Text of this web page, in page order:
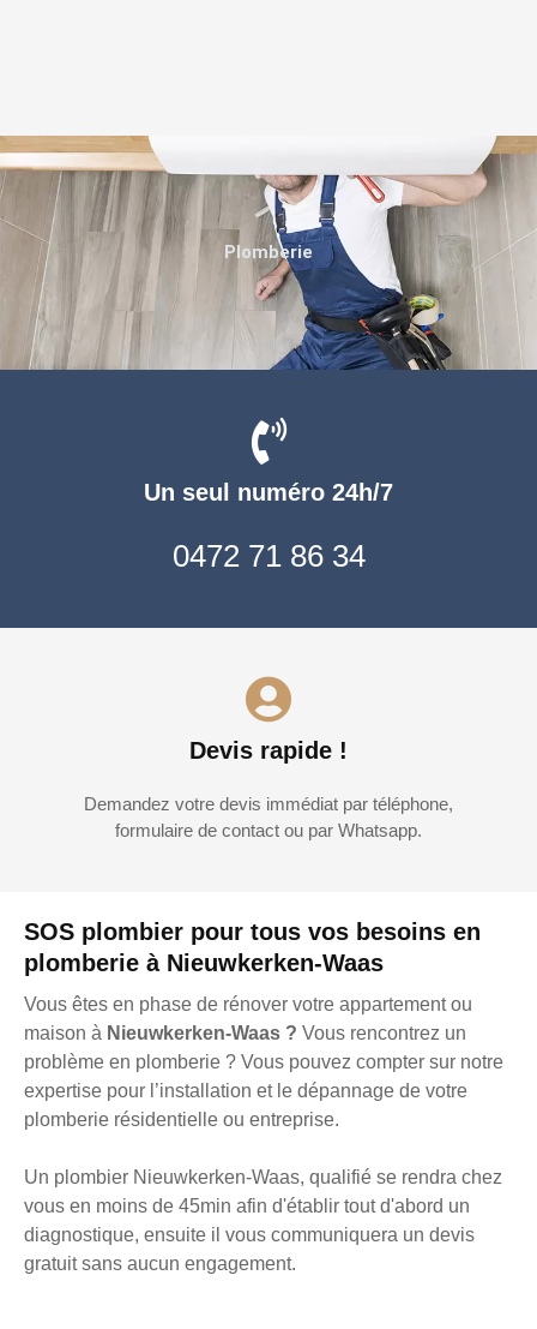
SOS plombier pour tous vos besoins en
plomberie à Nieuwkerken-Waas
Vous êtes en phase de rénover votre appartement ou
maison à Nieuwkerken-Waas ? Vous rencontrez un
problème en plomberie ? Vous pouvez compter sur notre
expertise pour l’installation et le dépannage de votre
plomberie résidentielle ou entreprise.
Un plombier Nieuwkerken-Waas, qualifié se rendra chez
vous en moins de 45min afin d'établir tout d'abord un
diagnostique, ensuite il vous communiquera un devis
gratuit sans aucun engagement.
Un seul numéro 24h/7
0472 71 86 34
Devis rapide !
Demandez votre devis immédiat par téléphone,
formulaire de contact ou par Whatsapp.
Plomberie